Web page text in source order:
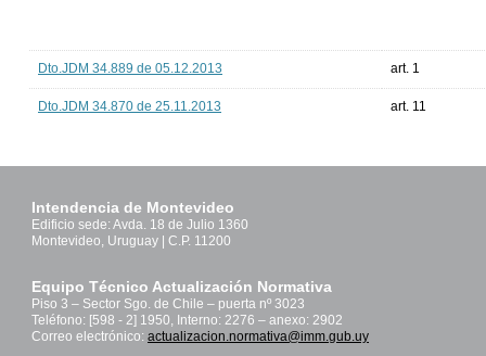
Dto.JDM 34.889 de 05.12.2013 art. 1
Dto.JDM 34.870 de 25.11.2013 art. 11
Intendencia de Montevideo
Edificio sede: Avda. 18 de Julio 1360
Montevideo, Uruguay | C.P. 11200
Equipo Técnico Actualización Normativa
Piso 3 – Sector Sgo. de Chile – puerta nº 3023
Teléfono: [598 - 2] 1950, Interno: 2276 – anexo: 2902
Correo electrónico: actualizacion.normativa@imm.gub.uy